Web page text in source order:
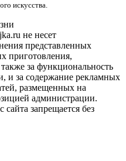
искусства.
не несет
представленных
приготовления,
за функциональность
и за содержание рекламных
размещенных на
администрации.
запрещается без